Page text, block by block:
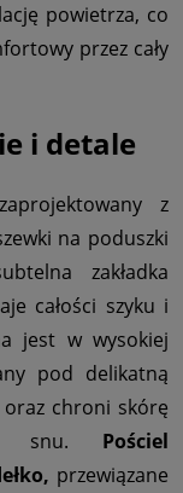
powietrza, co
przez cały
i detale
z
na poduszki
zakładka
całości szyku i
jest w wysokiej
pod delikatną
oraz chroni skórę
snu. Pościel
przewiązane